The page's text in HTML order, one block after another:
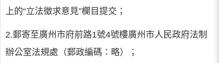
上的“立法徵求意見”欄目提交；
2.郵寄至廣州市府前路1號4號樓廣州市人民政府法制
辦公室法規處（郵政編碼：略）；